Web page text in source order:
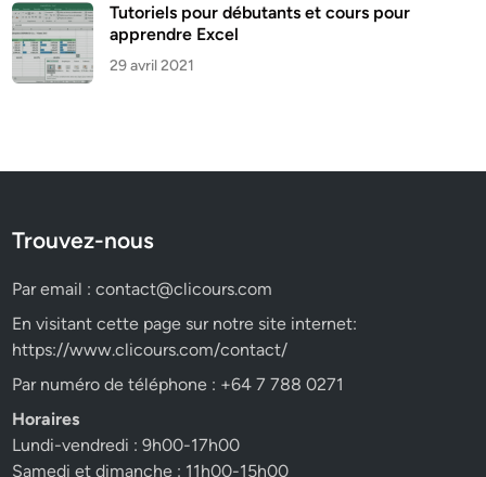
Tutoriels pour débutants et cours pour
apprendre Excel
29 avril 2021
Trouvez-nous
Par email :contact@clicours.com
En visitant cette page sur notre site internet:
https://www.clicours.com/contact/
Par numéro de téléphone : +64 7 788 0271
Horaires
Lundi-vendredi : 9h00-17h00
Samedi et dimanche : 11h00-15h00